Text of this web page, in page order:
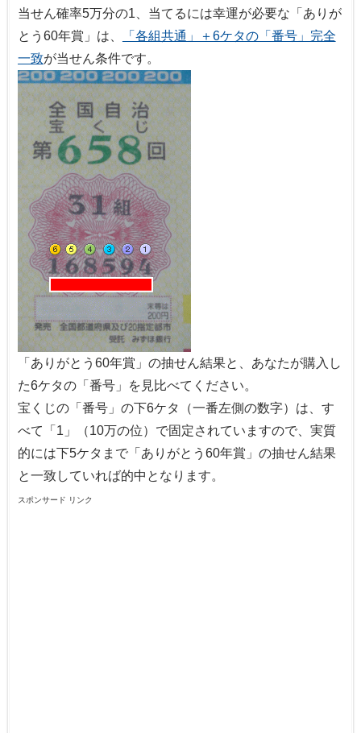
当せん確率5万分の1、当てるには幸運が必要な「ありが
とう60年賞」は、
「各組共通」＋6ケタの「番号」完全
一致が当せん条件です。
「ありがとう60年賞」の抽せん結果と、あなたが購入し
た6ケタの「番号」を見比べてください。
宝くじの「番号」の下6ケタ（一番左側の数字）は、す
べて「1」（10万の位）で固定されていますので、実質
的には下5ケタまで「ありがとう60年賞」の抽せん結果
と一致していれば的中となります。
スポンサード リンク